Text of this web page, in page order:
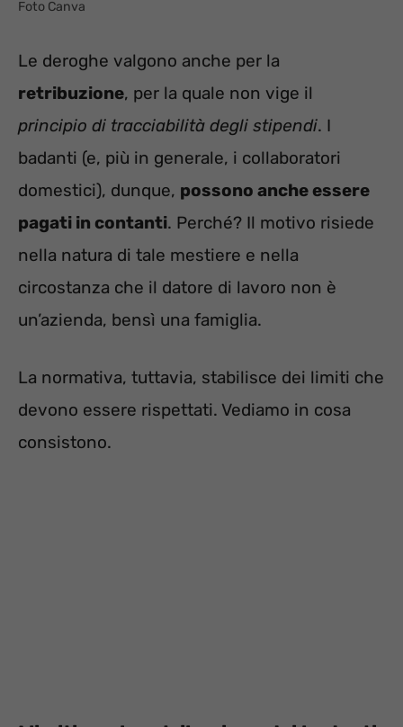
Foto Canva
Le deroghe valgono anche per la
retribuzione, per la quale non vige il
principio di tracciabilità degli stipendi. I
badanti (e, più in generale, i collaboratori
domestici), dunque, possono anche essere
pagati in contanti. Perché? Il motivo risiede
nella natura di tale mestiere e nella
circostanza che il datore di lavoro non è
un’azienda, bensì una famiglia.
La normativa, tuttavia, stabilisce dei limiti che
devono essere rispettati. Vediamo in cosa
consistono.